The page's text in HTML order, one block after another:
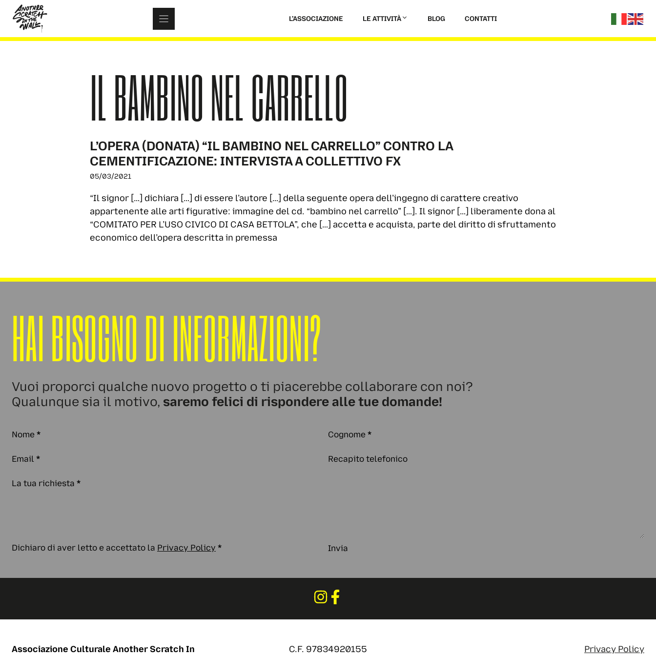
content
L’ASSOCIAZIONE LE ATTIVITÀ BLOG CONTATTI
IL BAMBINO NEL CARRELLO
L’OPERA (DONATA) “IL BAMBINO NEL CARRELLO” CONTRO LA
CEMENTIFICAZIONE: INTERVISTA A COLLETTIVO FX
05/03/2021
“Il signor […] dichiara […] di essere l’autore […] della seguente opera dell’ingegno di carattere creativo
appartenente alle arti figurative: immagine del cd. “bambino nel carrello” […]. Il signor […] liberamente dona al
“COMITATO PER L’USO CIVICO DI CASA BETTOLA”, che […] accetta e acquista, parte del diritto di sfruttamento
economico dell’opera descritta in premessa
HAI BISOGNO DI INFORMAZIONI?
Vuoi proporci qualche nuovo progetto o ti piacerebbe collaborare con noi?
Qualunque sia il motivo, saremo felici di rispondere alle tue domande!
Nome * Cognome *
Email * Recapito telefonico
La tua richiesta *
Dichiaro di aver letto e accettato la Privacy Policy * Invia
Associazione Culturale Another Scratch In C.F. 97834920155 Privacy Policy